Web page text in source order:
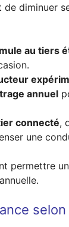
diminuer
au tiers
annuel
connecté,
une
permettre